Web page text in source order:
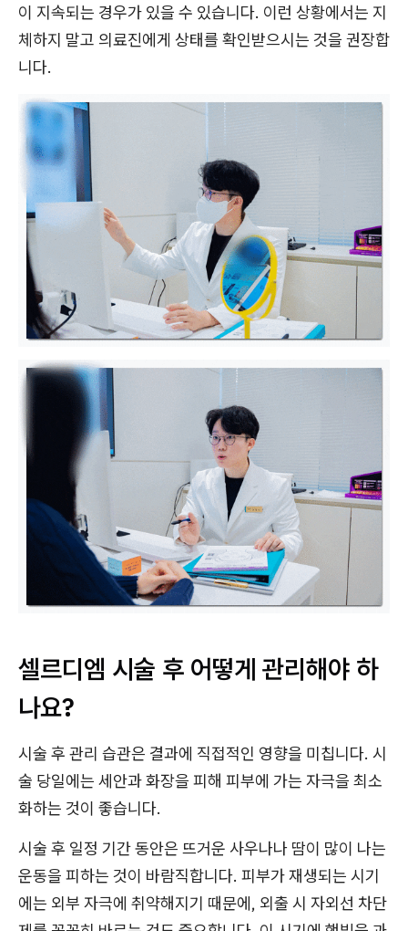
이 지속되는 경우가 있을 수 있습니다. 이런 상황에서는 지
체하지 말고 의료진에게 상태를 확인받으시는 것을 권장합
니다.
셀르디엠 시술 후 어떻게 관리해야 하
나요?
시술 후 관리 습관은 결과에 직접적인 영향을 미칩니다. 시
술 당일에는 세안과 화장을 피해 피부에 가는 자극을 최소
화하는 것이 좋습니다.
시술 후 일정 기간 동안은 뜨거운 사우나나 땀이 많이 나는
운동을 피하는 것이 바람직합니다. 피부가 재생되는 시기
에는 외부 자극에 취약해지기 때문에, 외출 시 자외선 차단